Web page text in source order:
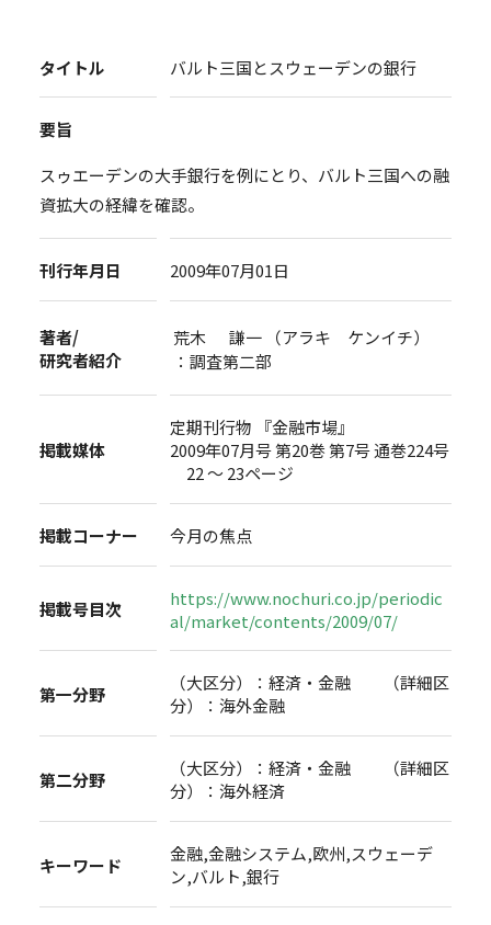
タイトル バルト三国とスウェーデンの銀行
要旨
スゥエーデンの大手銀行を例にとり、バルト三国への融
資拡大の経緯を確認。
刊行年月日 2009年07月01日
著者/
研究者紹介
荒木 謙一 （アラキ ケンイチ）
：調査第二部
掲載媒体
定期刊行物 『金融市場』
2009年07月号 第20巻 第7号 通巻224号
22 ～ 23ページ
掲載コーナー 今月の焦点
掲載号目次
https://www.nochuri.co.jp/periodic
al/market/contents/2009/07/
第一分野
（大区分）：経済・金融 （詳細区
分）：海外金融
第二分野
（大区分）：経済・金融 （詳細区
分）：海外経済
キーワード
金融,金融システム,欧州,スウェーデ
ン,バルト,銀行